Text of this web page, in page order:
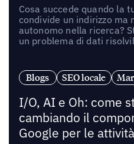
Cosa succede quando la
condivide un indirizzo ma
autonomo nella ricerca?
un problema di dati
Blogs SEO locale
I/O, AI e Oh: come
cambiando il
Google per le